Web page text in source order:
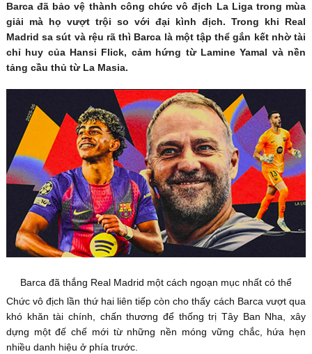
Barca đã bảo vệ thành công chức vô địch La Liga trong mùa
giải mà họ vượt trội so với đại kình địch. Trong khi Real
Madrid sa sút và rệu rã thì Barca là một tập thể gắn kết nhờ tài
chỉ huy của Hansi Flick, cảm hứng từ Lamine Yamal và nền
tảng cầu thủ từ La Masia.
Barca đã thắng Real Madrid một cách ngoạn mục nhất có thể
Chức vô địch lần thứ hai liên tiếp còn cho thấy cách Barca vượt qua
khó khăn tài chính, chấn thương để thống trị Tây Ban Nha, xây
dựng một đế chế mới từ những nền móng vững chắc, hứa hẹn
nhiều danh hiệu ở phía trước.